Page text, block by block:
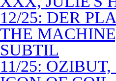
12/25: DER
THE
SUBTIL
11/25: